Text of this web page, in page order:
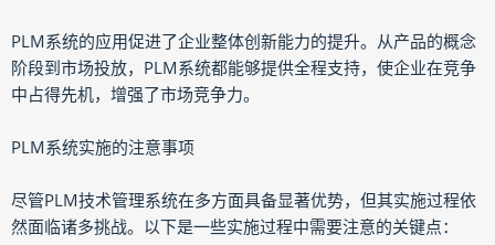
PLM系统的应用促进了企业整体创新能力的提升。从产品的概念
阶段到市场投放，PLM系统都能够提供全程支持，使企业在竞争
中占得先机，增强了市场竞争力。
PLM系统实施的注意事项
尽管PLM技术管理系统在多方面具备显著优势，但其实施过程依
然面临诸多挑战。以下是一些实施过程中需要注意的关键点：